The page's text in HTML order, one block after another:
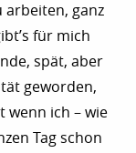
arbeiten, ganz
für mich
spät, aber
geworden,
wenn ich – wie
Tag schon